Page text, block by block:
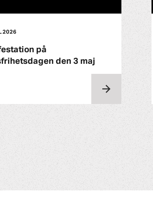
2026
på
den 3 maj